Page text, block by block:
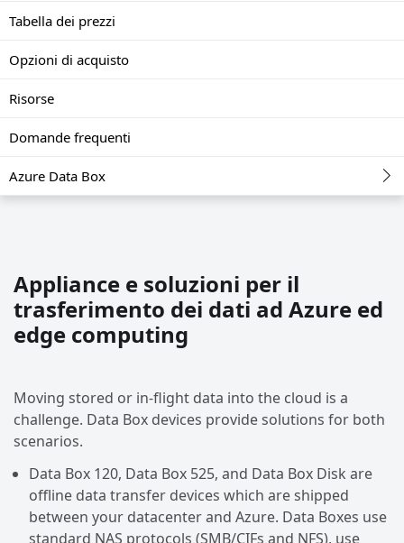
Tabella dei prezzi
Opzioni di acquisto
Risorse
Domande frequenti
Azure Data Box
Appliance e soluzioni per il
trasferimento dei dati ad Azure ed
edge computing
Moving stored or in-flight data into the cloud is a
challenge. Data Box devices provide solutions for both
scenarios.
Data Box 120, Data Box 525, and Data Box Disk are
offline data transfer devices which are shipped
between your datacenter and Azure. Data Boxes use
standard NAS protocols (SMB/CIFs and NFS), use